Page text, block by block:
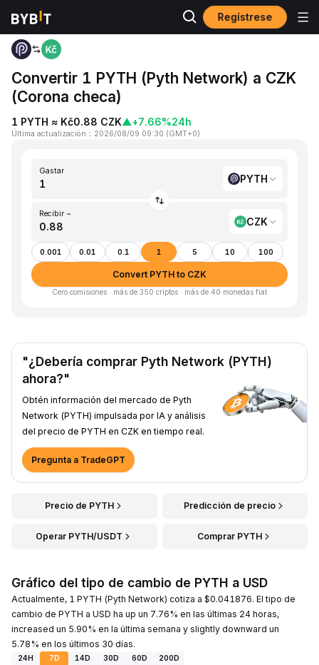
Regístrese
Inicio PYTH to CZK
Convertir 1 PYTH (Pyth Network) a CZK
(Corona checa)
1 PYTH ≈ Kč0.88 CZK▲+7.66%24h
Última actualización ： 2026/08/09 09:30 (GMT+0)
Gastar
PYTH
Recibir ~
CZK
0.001 0.01 0.1 1 5 10 100
Convert PYTH to CZK
Cero comisiones · más de 350 criptos · más de 40 monedas fiat
"¿Debería comprar Pyth Network (PYTH)
ahora?"
Obtén información del mercado de Pyth
Network (PYTH) impulsada por IA y análisis
del precio de PYTH en CZK en tiempo real.
Pregunta a TradeGPT
Precio de PYTH Predicción de precio
Operar PYTH/USDT Comprar PYTH
Gráfico del tipo de cambio de PYTH a USD
Actualmente, 1 PYTH (Pyth Network) cotiza a $0.041876. El tipo de
cambio de PYTH a USD ha up un 7.76% en las últimas 24 horas,
increased un 5.90% en la última semana y slightly downward un
5.78% en los últimos 30 días.
24H 7D 14D 30D 60D
200D